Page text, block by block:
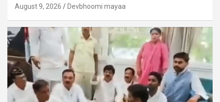
August 9, 2026 Devbhoomi mayaa